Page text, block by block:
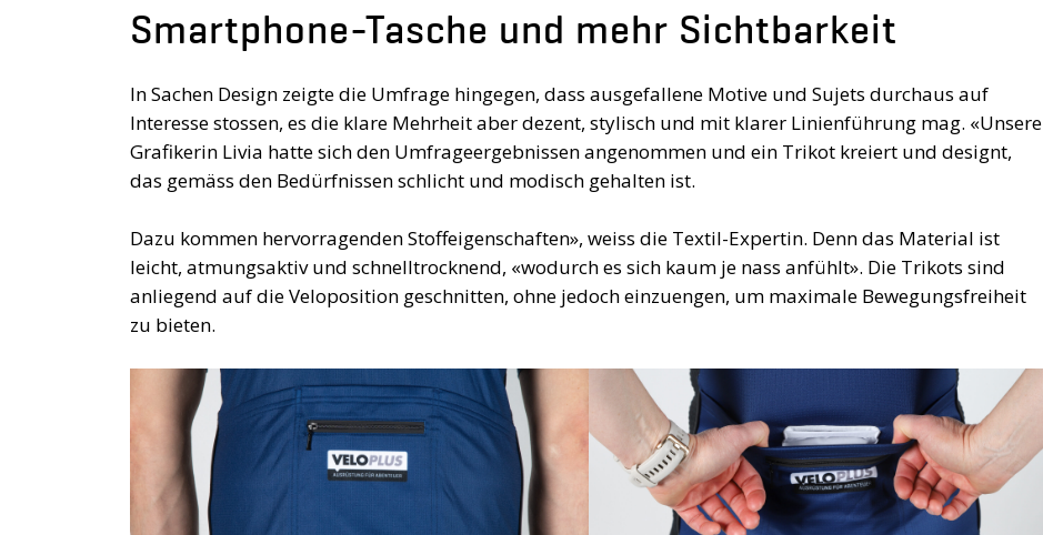
Smartphone-Tasche und mehr Sichtbarkeit
In Sachen Design zeigte die Umfrage hingegen, dass ausgefallene Motive und Sujets durchaus auf
Interesse stossen, es die klare Mehrheit aber dezent, stylisch und mit klarer Linienführung mag. «Unsere
Grafikerin Livia hatte sich den Umfrageergebnissen angenommen und ein Trikot kreiert und designt,
das gemäss den Bedürfnissen schlicht und modisch gehalten ist.
Dazu kommen hervorragenden Stoffeigenschaften», weiss die Textil-Expertin. Denn das Material ist
leicht, atmungsaktiv und schnelltrocknend, «wodurch es sich kaum je nass anfühlt». Die Trikots sind
anliegend auf die Veloposition geschnitten, ohne jedoch einzuengen, um maximale Bewegungsfreiheit
zu bieten.